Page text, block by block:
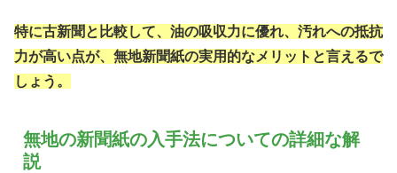
特に古新聞と比較して、油の吸収力に優れ、汚れへの抵抗
力が高い点が、無地新聞紙の実用的なメリットと言えるで
しょう。
無地の新聞紙の入手法についての詳細な解
説